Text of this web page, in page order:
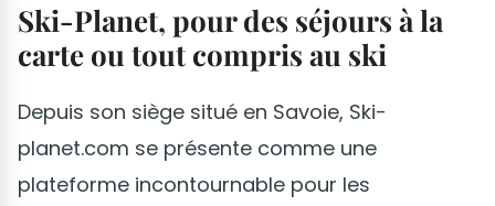
Ski-Planet, pour des séjours à la
carte ou tout compris au ski
Depuis son siège situé en Savoie, Ski-
planet.com se présente comme une
plateforme incontournable pour les